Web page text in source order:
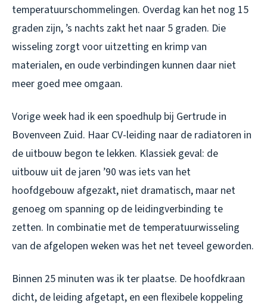
temperatuurschommelingen. Overdag kan het nog 15
graden zijn, ’s nachts zakt het naar 5 graden. Die
wisseling zorgt voor uitzetting en krimp van
materialen, en oude verbindingen kunnen daar niet
meer goed mee omgaan.
Vorige week had ik een spoedhulp bij Gertrude in
Bovenveen Zuid. Haar CV-leiding naar de radiatoren in
de uitbouw begon te lekken. Klassiek geval: de
uitbouw uit de jaren ’90 was iets van het
hoofdgebouw afgezakt, niet dramatisch, maar net
genoeg om spanning op de leidingverbinding te
zetten. In combinatie met de temperatuurwisseling
van de afgelopen weken was het net teveel geworden.
Binnen 25 minuten was ik ter plaatse. De hoofdkraan
dicht, de leiding afgetapt, en een flexibele koppeling